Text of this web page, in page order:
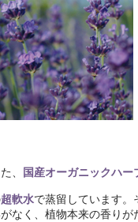
、 国産オーガニックハー
超軟水で蒸留しています。
なく、植物本来の香りが